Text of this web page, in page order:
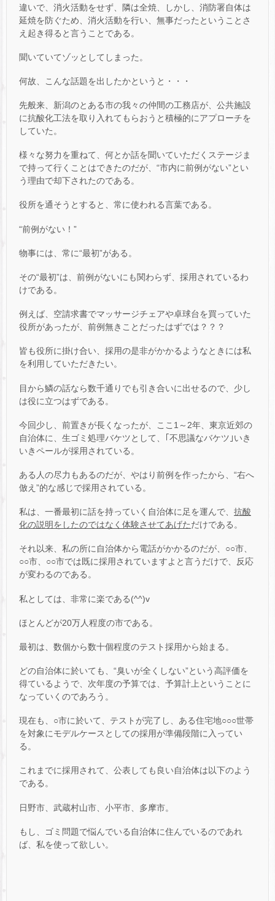
違いで、消火活動をせず、隣は全焼、しかし、消防署自体は
延焼を防ぐため、消火活動を行い、無事だったということさ
え起き得ると言うことである。
聞いていてゾッとしてしまった。
何故、こんな話題を出したかというと・・・
先般来、新潟のとある市の我々の仲間の工務店が、公共施設
に抗酸化工法を取り入れてもらおうと積極的にアプローチを
していた。
様々な努力を重ねて、何とか話を聞いていただくステージま
で持って行くことはできたのだが、“市内に前例がない”とい
う理由で却下されたのである。
役所を通そうとすると、常に使われる言葉である。
“前例がない！”
物事には、常に“最初”がある。
その“最初”は、前例がないにも関わらず、採用されているわ
けである。
例えば、空請求書でマッサージチェアや卓球台を買っていた
役所があったが、前例無きことだったはずでは？？？
皆も役所に掛け合い、採用の是非がかかるようなときには私
を利用していただきたい。
目から鱗の話なら数千通りでも引き合いに出せるので、少し
は役に立つはずである。
今回少し、前置きが長くなったが、ここ1～2年、東京近郊の
自治体に、生ゴミ処理バケツとして、｢不思議なバケツ｣いき
いきペールが採用されている。
ある人の尽力もあるのだが、やはり前例を作ったから、“右へ
倣え”的な感じで採用されている。
私は、一番最初に話を持っていく自治体に足を運んで、 抗酸
化の説明をしたのではなく体験させてあげただけである。
それ以来、私の所に自治体から電話がかかるのだが、○○市、
○○市、○○市では既に採用されていますよと言うだけで、反応
が変わるのである。
私としては、非常に楽である(^^)v
ほとんどが20万人程度の市である。
最初は、数個から数十個程度のテスト採用から始まる。
どの自治体に於いても、“臭いが全くしない”という高評価を
得ているようで、次年度の予算では、予算計上ということに
なっていくのであろう。
現在も、○市に於いて、テストが完了し、ある住宅地○○○世帯
を対象にモデルケースとしての採用が準備段階に入ってい
る。
これまでに採用されて、公表しても良い自治体は以下のよう
である。
日野市、武蔵村山市、小平市、多摩市。
もし、ゴミ問題で悩んでいる自治体に住んでいるのであれ
ば、私を使って欲しい。